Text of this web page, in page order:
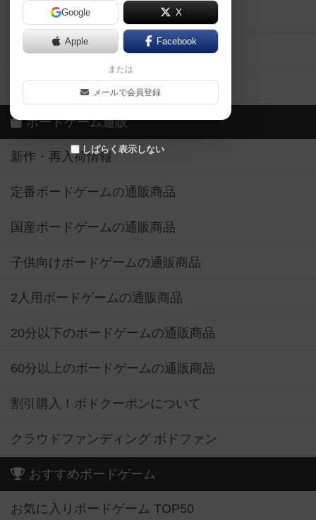
Google X
Apple Facebook
または
メールで会員登録
しばらく表示しない
ボドとも・会員一覧
ボードゲーム業界コラム
ボドゲーマご利用案内
ボードゲーム通販
新作・再入荷情報
定番ボードゲームの通販商品
国産ボードゲームの通販商品
子供向けボードゲームの通販商品
2人用ボードゲームの通販商品
20分以下のボードゲームの通販商品
60分以上のボードゲームの通販商品
割引購入！ボドクーポンについて
クラウドファンディング ボドファン
おすすめボードゲーム
お気に入りボードゲーム TOP50